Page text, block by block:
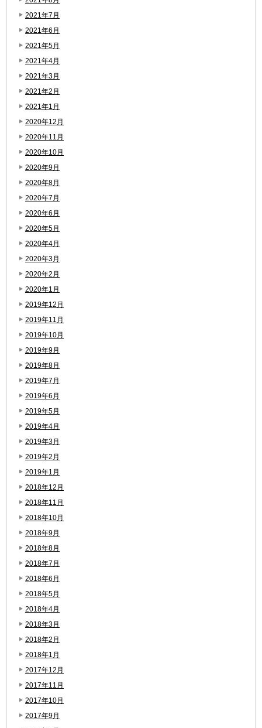
2021年7月
2021年6月
2021年5月
2021年4月
2021年3月
2021年2月
2021年1月
2020年12月
2020年11月
2020年10月
2020年9月
2020年8月
2020年7月
2020年6月
2020年5月
2020年4月
2020年3月
2020年2月
2020年1月
2019年12月
2019年11月
2019年10月
2019年9月
2019年8月
2019年7月
2019年6月
2019年5月
2019年4月
2019年3月
2019年2月
2019年1月
2018年12月
2018年11月
2018年10月
2018年9月
2018年8月
2018年7月
2018年6月
2018年5月
2018年4月
2018年3月
2018年2月
2018年1月
2017年12月
2017年11月
2017年10月
2017年9月